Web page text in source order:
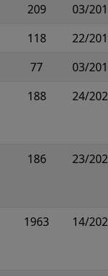
209
03/
118
22/
77
03/
188 24/
186 23/
1963 14/